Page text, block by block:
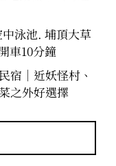
泳池. 埔頂大草
車10分鐘
宿｜近妖怪村、
之外好選擇